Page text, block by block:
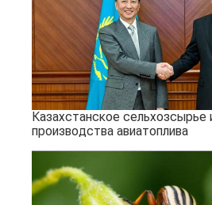
Казахстанское сельхозсырье
производства авиатоплива